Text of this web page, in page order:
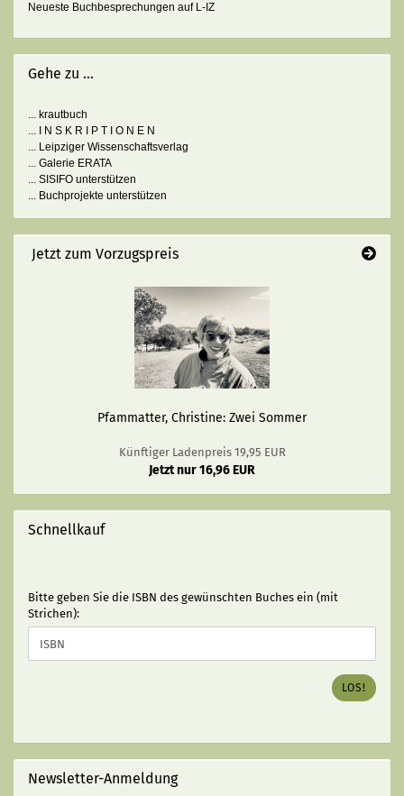
Neueste Buchbesprechungen auf L-IZ
Gehe zu ...
... krautbuch
... I N S K R I P T I O N E N
... Leipziger Wissenschaftsverlag
... Galerie ERATA
... SISIFO unterstützen
... Buchprojekte unterstützen
Jetzt zum Vorzugspreis
Pfammatter, Christine: Zwei Sommer
Künftiger Ladenpreis 19,95 EUR
Jetzt nur 16,96 EUR
Schnellkauf
BITTE
GEBEN
SIE
DIE
ISBN
(MIT
STRICHEN):
Bitte geben Sie die ISBN des gewünschten Buches ein (mit
Strichen):
LOS!
Newsletter-Anmeldung